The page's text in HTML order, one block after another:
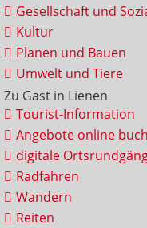
Gesellschaft und
Kultur
Planen und Bauen
Umwelt und Tiere
Zu Gast in Lienen
Tourist-Information
Angebote online
digitale
Radfahren
Wandern
Reiten